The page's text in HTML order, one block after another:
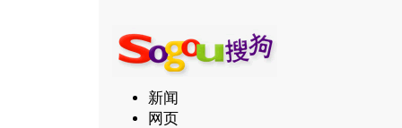
新闻
网页